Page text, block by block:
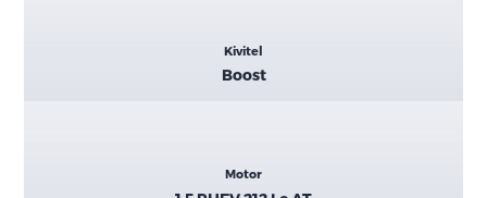
Kivitel
Boost
Motor